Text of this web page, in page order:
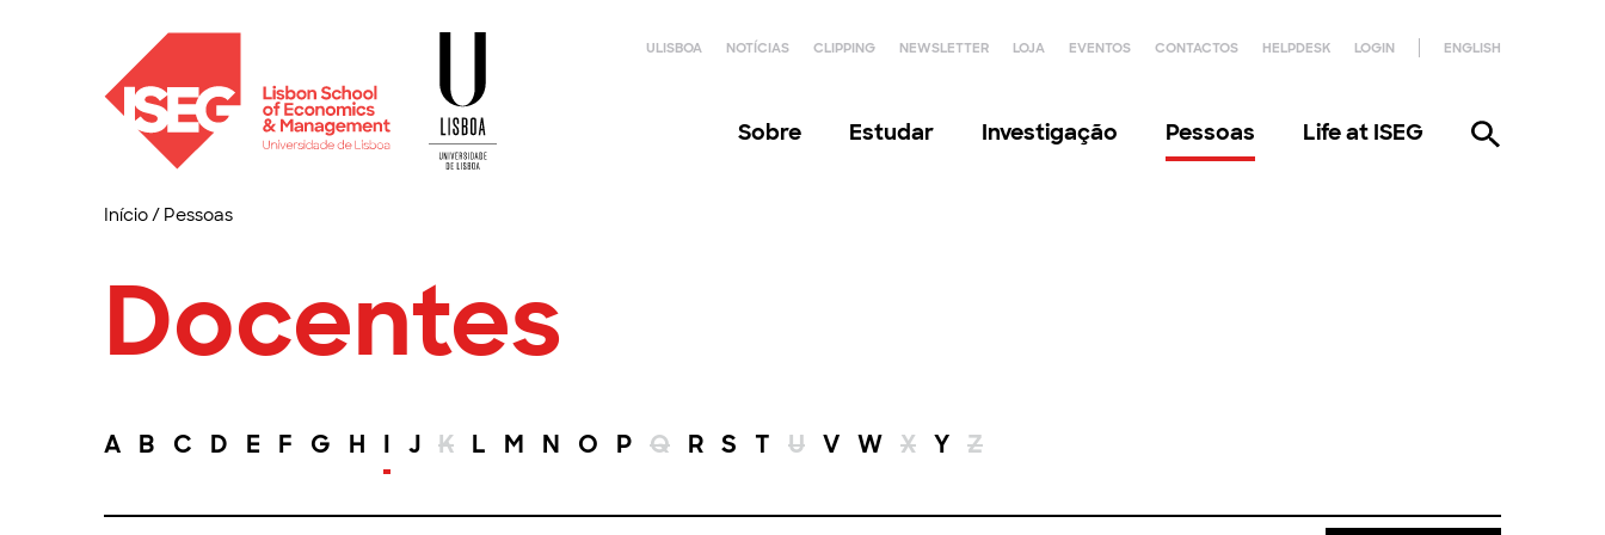
ULISBOA NOTÍCIAS CLIPPING NEWSLETTER LOJA EVENTOS CONTACTOS HELPDESK LOGIN ENGLISH
Sobre Estudar Investigação Pessoas Life at ISEG
Início/ Pessoas
Docentes
A B C D E F G H I J K L M N O P Q R S T U V W X Y Z